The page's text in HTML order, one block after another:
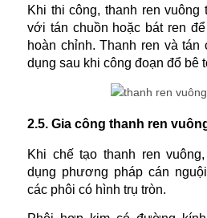
Khi thi công, thanh ren
với tán chuồn hoặc bát ren
hoàn chỉnh. Thanh ren và
dụng sau khi công đoạn đổ bê
2.5. Gia công thanh ren
Khi chế tạo thanh ren
dụng phương pháp cán
các phôi có hình trụ tròn.